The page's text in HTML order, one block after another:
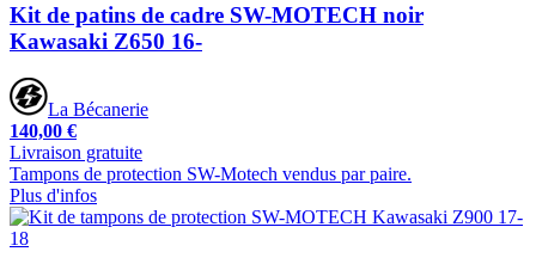
Kit de patins de cadre SW-MOTECH noir
Kawasaki Z650 16-
La Bécanerie
140,00 €
Livraison gratuite
Tampons de protection SW-Motech vendus par paire.
Plus d'infos